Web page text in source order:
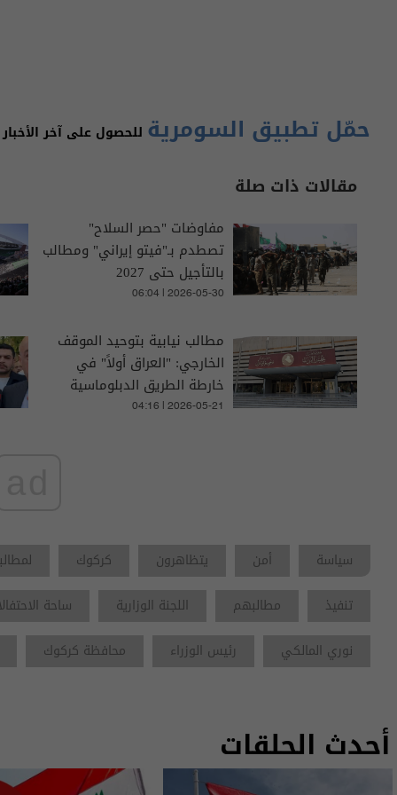
حمّل تطبيق السومرية للحصول على آخر
مقالات ذات صلة
مفاوضات "حصر السلاح"
تصطدم بـ"فيتو إيراني" ومطالب
بالتأجيل حتى 2027
06:04 | 2026-05-30
مطالب نيابية بتوحيد الموقف
الخارجي: "العراق أولاً" في
خارطة الطريق الدبلوماسية
04:16 | 2026-05-21
سياسة أمن يتظاهرون كركوك
تنفيذ
مطالبهم اللجنة الوزارية ساحة
نوري المالكي
رئيس الوزراء محافظة كركوك
أحدث الحلقات